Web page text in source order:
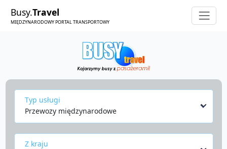
Busy.Travel
MIĘDZYNARODOWY PORTAL TRANSPORTOWY
Typ usługi
Przewozy międzynarodowe
Z kraju